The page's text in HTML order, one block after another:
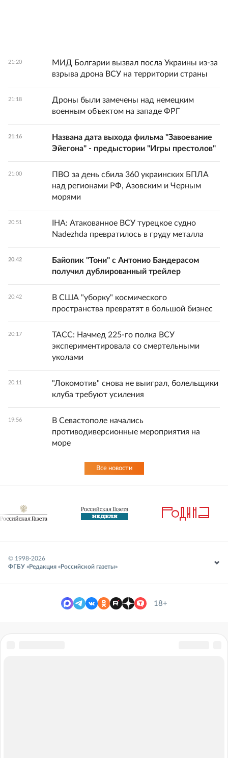
21:20
МИД Болгарии вызвал посла Украины из-за
взрыва дрона ВСУ на территории страны
21:18
Дроны были замечены над немецким
военным объектом на западе ФРГ
21:16
Названа дата выхода фильма "Завоевание
Эйегона" - предыстории "Игры престолов"
21:00
ПВО за день сбила 360 украинских БПЛА
над регионами РФ, Азовским и Черным
морями
20:51
IHA: Атакованное ВСУ турецкое судно
Nadezhda превратилось в груду металла
20:42
Байопик "Тони" с Антонио Бандерасом
получил дублированный трейлер
20:42
В США "уборку" космического
пространства превратят в большой бизнес
20:17
ТАСС: Начмед 225-го полка ВСУ
экспериментировала со смертельными
уколами
20:11
"Локомотив" снова не выиграл, болельщики
клуба требуют усиления
19:56
В Севастополе начались
противодиверсионные мероприятия на
море
Все новости
© 1998-2026
ФГБУ «Редакция «Российской газеты»
18+